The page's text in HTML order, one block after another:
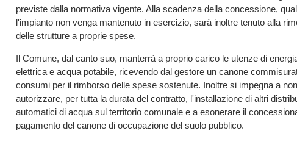
previste dalla normativa vigente. Alla scadenza della concessione,
l'impianto non venga mantenuto in esercizio, sarà inoltre tenuto alla
delle strutture a proprie spese.
Il Comune, dal canto suo, manterrà a proprio carico le utenze di
elettrica e acqua potabile, ricevendo dal gestore un canone
consumi per il rimborso delle spese sostenute. Inoltre si impegna a non
autorizzare, per tutta la durata del contratto, l'installazione di altri
automatici di acqua sul territorio comunale e a esonerare il
pagamento del canone di occupazione del suolo pubblico.